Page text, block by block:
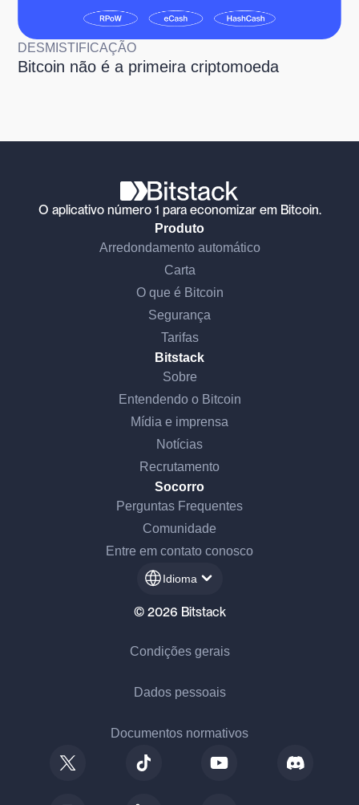
DESMISTIFICAÇÃO
Bitcoin não é a primeira criptomoeda
O aplicativo número 1 para economizar em Bitcoin.
Produto
Arredondamento automático
Carta
O que é Bitcoin
Segurança
Tarifas
Bitstack
Sobre
Entendendo o Bitcoin
Mídia e imprensa
Notícias
Recrutamento
Socorro
Perguntas Frequentes
Comunidade
Entre em contato conosco
Idioma
© 2026 Bitstack
Condições gerais
Dados pessoais
Documentos normativos